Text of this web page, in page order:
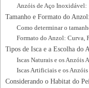
Anzóis de Aço Inoxidável:
Tamanho e Formato do
Como determinar o
Formato do Anzol: Curva,
Tipos de Isca e a Escolha do
Iscas Naturais e os Anzóis
Iscas Artificiais e os
Considerando o Habitat do